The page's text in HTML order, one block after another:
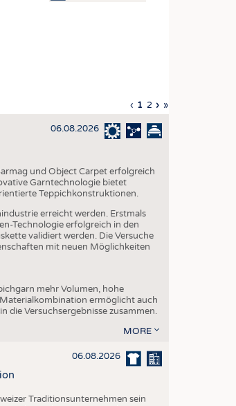
Vorherige
Seite
‹ Aktuelle
Seite
1 Seite
2 Nächste
Seite
› Letzte
Seite
»
06.08.2026
und Object Carpet erfolgreich
Garntechnologie bietet
Teppichkonstruktionen.
erreicht werden. Erstmals
Technologie erfolgreich in den
validiert werden. Die Versuche
mit neuen Möglichkeiten
mehr Volumen, hohe
ermöglicht auch
die Versuchsergebnisse zusammen.
MORE
06.08.2026
Traditionsunternehmen sein